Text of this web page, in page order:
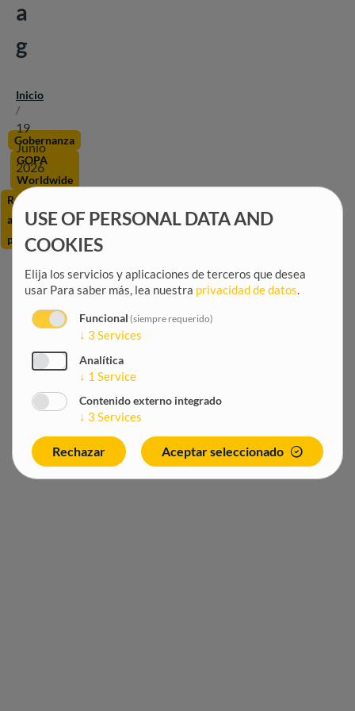
a
g
Ruta
de
navegación
Inicio
/
19
Junio
2026
Gobernanza
GOPA
Worldwide
Reforma de la
administración
pública
USE OF PERSONAL DATA AND
COOKIES
Elija los servicios y aplicaciones de terceros que desea
usar Para saber más, lea nuestra privacidad de datos.
Funcional (siempre requerido)
↓ 3 Services
Analítica
↓ 1 Service
Contenido externo integrado
↓ 3 Services
Rechazar Aceptar seleccionado